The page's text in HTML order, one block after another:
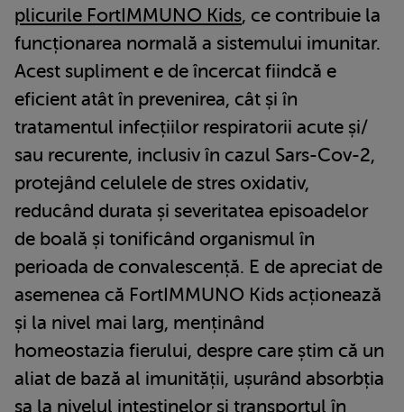
plicurile FortIMMUNO Kids, ce contribuie la
funcționarea normală a sistemului imunitar.
Acest supliment e de încercat fiindcă e
eficient atât în prevenirea, cât și în
tratamentul infecțiilor respiratorii acute și/
sau recurente, inclusiv în cazul Sars-Cov-2,
protejând celulele de stres oxidativ,
reducând durata și severitatea episoadelor
de boală și tonificând organismul în
perioada de convalescență. E de apreciat de
asemenea că FortIMMUNO Kids acționează
și la nivel mai larg, menținând
homeostazia fierului, despre care știm că un
aliat de bază al imunității, ușurând absorbția
sa la nivelul intestinelor și transportul în